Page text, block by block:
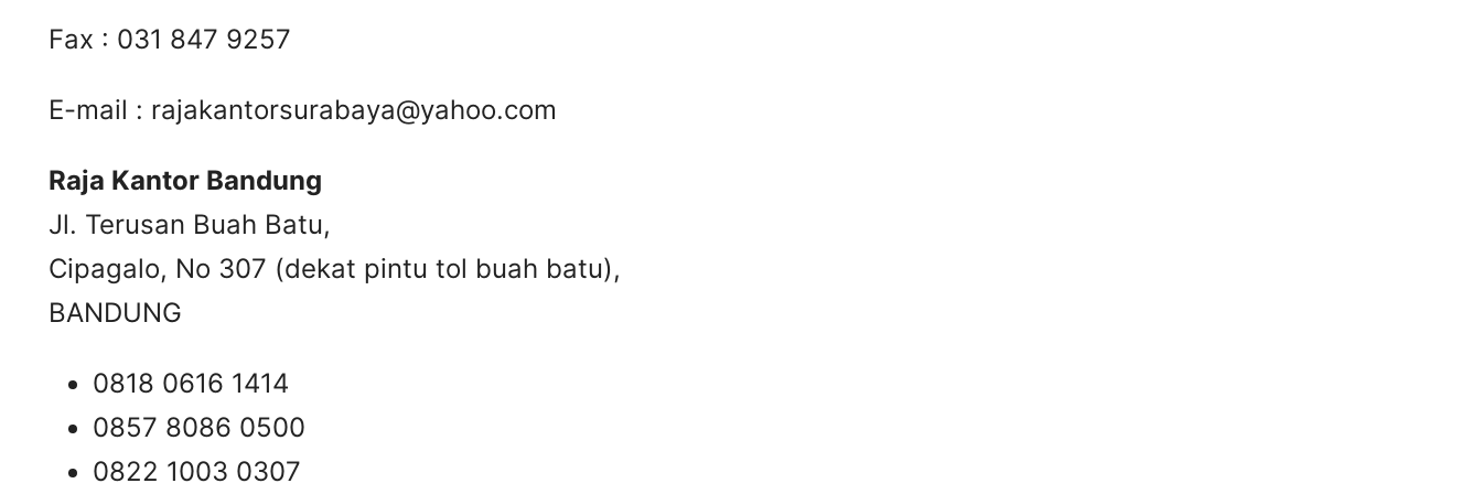
Fax : 031 847 9257
E-mail : rajakantorsurabaya@yahoo.com
Raja Kantor Bandung
Jl. Terusan Buah Batu,
Cipagalo, No 307 (dekat pintu tol buah batu),
BANDUNG
0818 0616 1414
0857 8086 0500
0822 1003 0307